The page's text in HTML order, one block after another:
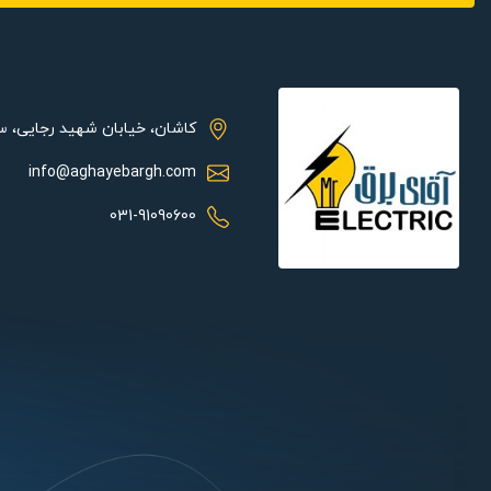
- تشخیص حرکت (Motion Detection)
- خروجی HDMI × 1 :1920*1080 و VGA × 1 : 1920 × 1080
- زوم دیجیتال در حالت LIVE و PLAYBACK
- پشتيباني از SATA×1, up to 8TB
کاشان، خیابان شهید
info@aghayebargh.com
031-91090600